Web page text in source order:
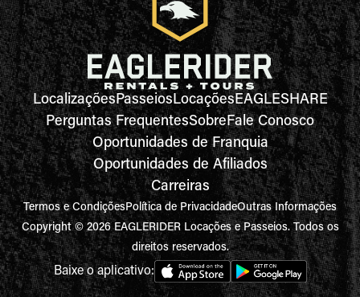
LocalizaçõesPasseiosLocaçõesEAGLESHARE
Perguntas FrequentesSobreFale Conosco
Oportunidades de Franquia
Oportunidades de Afiliados
Carreiras
Termos e CondiçõesPolítica de PrivacidadeOutras Informações
Copyright © 2026 EAGLERIDER Locações e Passeios. Todos os
direitos reservados.
Baixe o aplicativo: